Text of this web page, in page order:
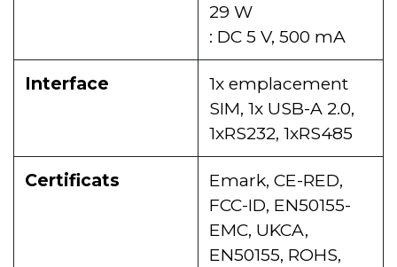
29 W
: DC 5 V, 500 mA
Interface
1x emplacement
SIM, 1x USB-A 2.0,
1xRS232, 1xRS485
Certificats
Emark, CE-RED,
FCC-ID, EN50155-
EMC, UKCA,
EN50155, ROHS,